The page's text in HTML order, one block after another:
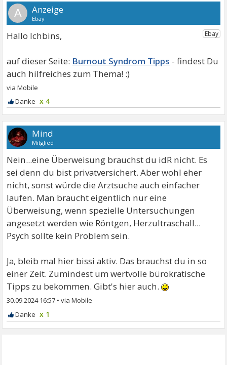
A
Hallo Ichbins,
Burnout Syndrom Tipps
x 4
Mind
Mitglied
Nein...eine Überweisung brauchst du idR nicht. Es
sei denn du bist privatversichert. Aber wohl eher
nicht, sonst würde die Arztsuche auch einfacher
laufen. Man braucht eigentlich nur eine
Überweisung, wenn spezielle Untersuchungen
angesetzt werden wie Röntgen, Herzultraschall...
Psych sollte kein Problem sein.
Ja, bleib mal hier bissi aktiv. Das brauchst du in so
einer Zeit. Zumindest um wertvolle bürokratische
Tipps zu bekommen. Gibt's hier auch.
30.09.2024 16:57 •
x 1